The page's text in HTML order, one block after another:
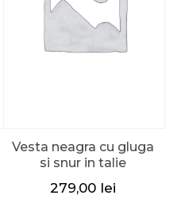
Vesta neagra cu gluga
si snur in talie
279,00 lei